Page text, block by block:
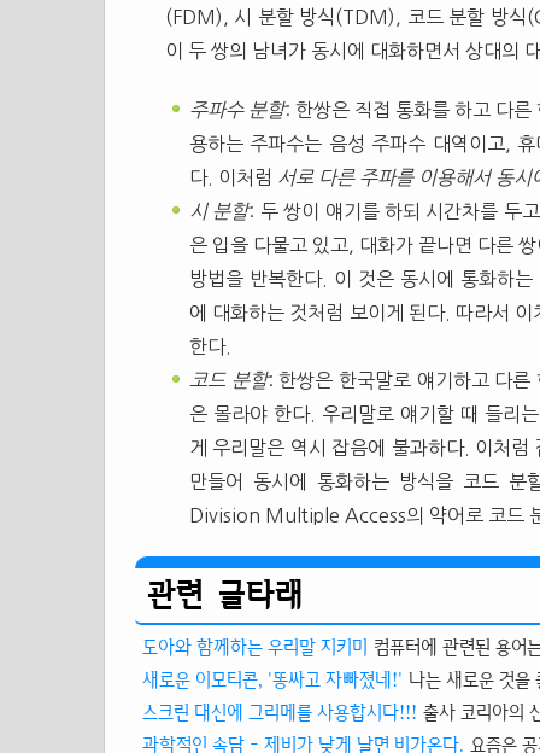
(FDM), 시 분할 방식(TDM), 코드 분할 방식
이 두 쌍의 남녀가 동시에 대화하면서 상대의
주파수 분할: 한쌍은 직접 통화를 하고 다
용하는 주파수는 음성 주파수 대역이고,
다. 이처럼 서로 다른 주파를 이용해서 동
시 분할: 두 쌍이 얘기를 하되 시간차를 두
은 입을 다물고 있고, 대화가 끝나면 다른
방법을 반복한다. 이 것은 동시에 통화하
에 대화하는 것처럼 보이게 된다. 따라서
한다.
코드 분할: 한쌍은 한국말로 얘기하고 다른
은 몰라야 한다. 우리말로 얘기할 때 들리
게 우리말은 역시 잡음에 불과하다. 이처
만들어 동시에 통화하는 방식을 코드
Division Multiple Access의 약어로 코드
관련 글타래
도아와 함께하는 우리말 지키미 컴퓨터에 관련된 용어
새로운 이모티콘, '똥싸고 자빠졌네!' 나는 새로운 것을
스크린 대신에 그리메를 사용합시다!!! 출사 코리아의
과학적인 속담 - 제비가 낮게 날면 비가온다. 요즘은